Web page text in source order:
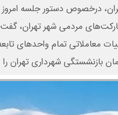
درخصوص دستور جلسه امروز
مردمی شهر تهران،
معاملاتی تمام واحدهای
بازنشستگی شهرداری